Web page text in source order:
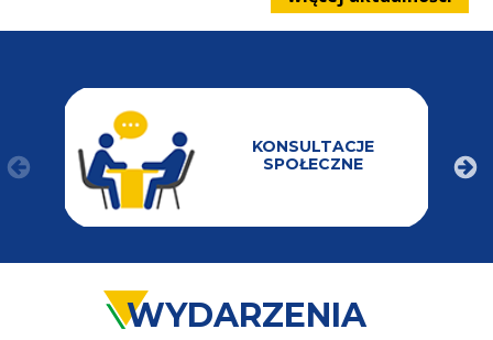
KONSULTACJE
SPOŁECZNE
WYDARZENIA